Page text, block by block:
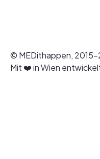
© MEDithappen,
Mit ❤️ in Wien